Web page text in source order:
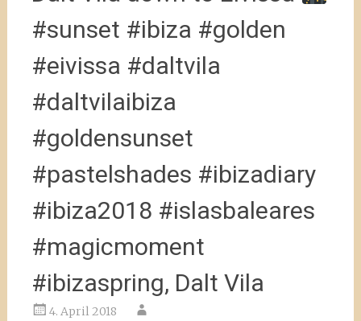
#sunset #ibiza #golden
#eivissa #daltvila
#daltvilaibiza
#goldensunset
#pastelshades #ibizadiary
#ibiza2018 #islasbaleares
#magicmoment
#ibizaspring, Dalt Vila
4. April 2018